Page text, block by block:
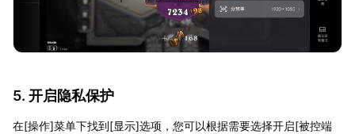
5. 开启隐私保护
在[操作]菜单下找到[显示]选项，您可以根据需要选择开启[被控端